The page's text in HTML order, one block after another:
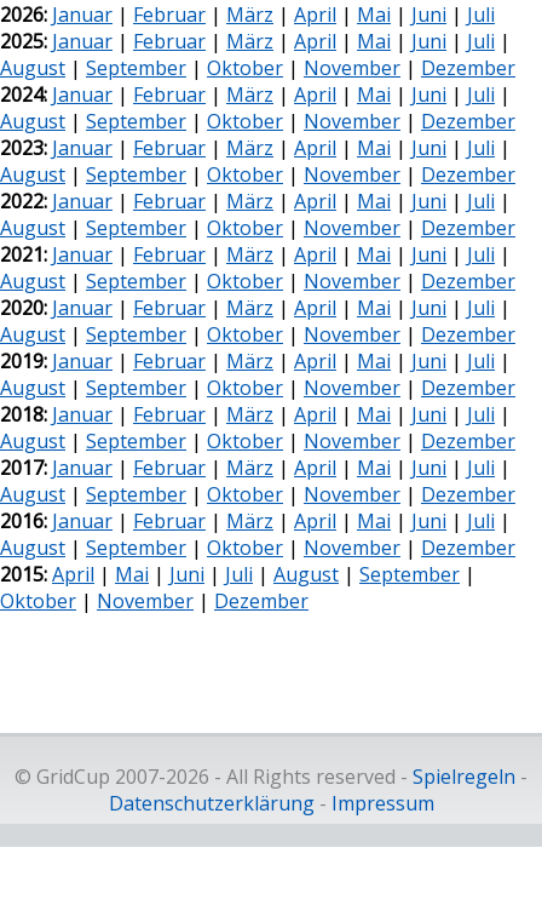
2026: Januar | Februar | März | April | Mai | Juni | Juli
2025: Januar | Februar | März | April | Mai | Juni | Juli |
August | September | Oktober | November | Dezember
2024: Januar | Februar | März | April | Mai | Juni | Juli |
August | September | Oktober | November | Dezember
2023: Januar | Februar | März | April | Mai | Juni | Juli |
August | September | Oktober | November | Dezember
2022: Januar | Februar | März | April | Mai | Juni | Juli |
August | September | Oktober | November | Dezember
2021: Januar | Februar | März | April | Mai | Juni | Juli |
August | September | Oktober | November | Dezember
2020: Januar | Februar | März | April | Mai | Juni | Juli |
August | September | Oktober | November | Dezember
2019: Januar | Februar | März | April | Mai | Juni | Juli |
August | September | Oktober | November | Dezember
2018: Januar | Februar | März | April | Mai | Juni | Juli |
August | September | Oktober | November | Dezember
2017: Januar | Februar | März | April | Mai | Juni | Juli |
August | September | Oktober | November | Dezember
2016: Januar | Februar | März | April | Mai | Juni | Juli |
August | September | Oktober | November | Dezember
2015:April | Mai | Juni | Juli | August | September |
Oktober | November | Dezember
© GridCup 2007-2026 - All Rights reserved - Spielregeln -
Datenschutzerklärung- Impressum